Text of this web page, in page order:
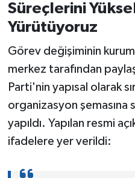
Süreçlerini
Yürütüyoruz
Görev değişiminin
merkez tarafından
Parti'nin yapısal olarak
organizasyon şemasına
yapıldı. Yapılan resmi
ifadelere yer verildi: